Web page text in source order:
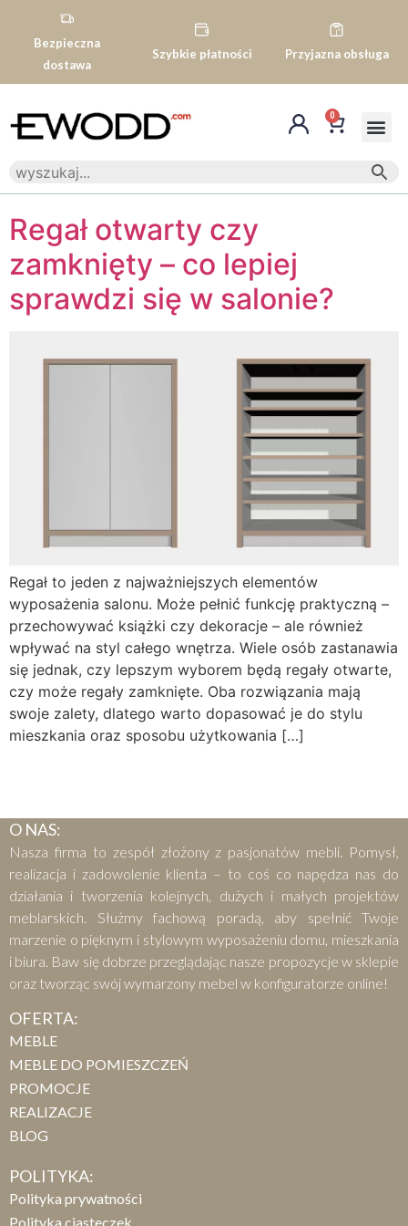
Bezpieczna
dostawa
Szybkie płatności Przyjazna obsługa
0
Regał otwarty czy
zamknięty – co lepiej
sprawdzi się w salonie?
Regał to jeden z najważniejszych elementów
wyposażenia salonu. Może pełnić funkcję praktyczną –
przechowywać książki czy dekoracje – ale również
wpływać na styl całego wnętrza. Wiele osób zastanawia
się jednak, czy lepszym wyborem będą regały otwarte,
czy może regały zamknięte. Oba rozwiązania mają
swoje zalety, dlatego warto dopasować je do stylu
mieszkania oraz sposobu użytkowania […]
O NAS:
Nasza firma to zespół złożony z pasjonatów mebli. Pomysł,
realizacja i zadowolenie klienta – to coś co napędza nas do
działania i tworzenia kolejnych, dużych i małych projektów
meblarskich. Służmy fachową poradą, aby spełnić Twoje
marzenie o pięknym i stylowym wyposażeniu domu, mieszkania
i biura. Baw się dobrze przeglądając nasze propozycje w sklepie
oraz tworząc swój wymarzony mebel w konfiguratorze online!
OFERTA:
MEBLE
MEBLE DO POMIESZCZEŃ
PROMOCJE
REALIZACJE
BLOG
POLITYKA:
Polityka prywatności
Polityka ciasteczek